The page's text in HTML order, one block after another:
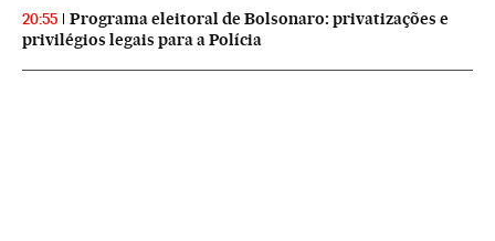
20:55
Programa eleitoral de Bolsonaro: privatizações e
privilégios legais para a Polícia